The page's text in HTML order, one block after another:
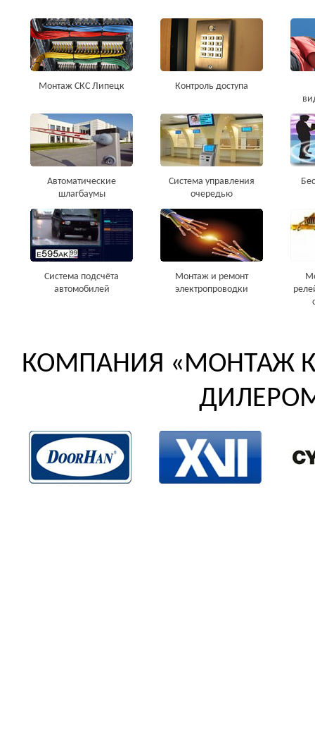
Монтаж СКС Липецк
Контроль доступа
Автоматические
шлагбаумы
Система управления
очередью
Система подсчёта
автомобилей
Монтаж и ремонт
электропроводки
КОМПАНИЯ «МОНТАЖ